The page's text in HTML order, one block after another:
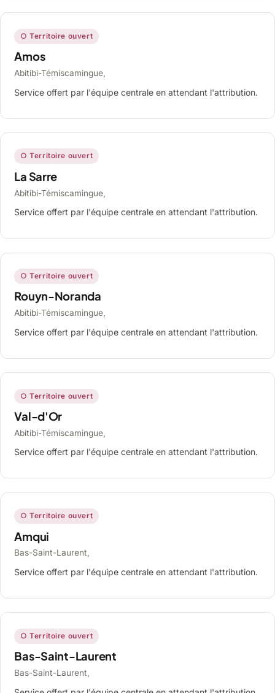
○ Territoire ouvert
Amos
Abitibi-Témiscamingue,
Service offert par l'équipe centrale en attendant l'attribution.
○ Territoire ouvert
La Sarre
Abitibi-Témiscamingue,
Service offert par l'équipe centrale en attendant l'attribution.
○ Territoire ouvert
Rouyn-Noranda
Abitibi-Témiscamingue,
Service offert par l'équipe centrale en attendant l'attribution.
○ Territoire ouvert
Val-d'Or
Abitibi-Témiscamingue,
Service offert par l'équipe centrale en attendant l'attribution.
○ Territoire ouvert
Amqui
Bas-Saint-Laurent,
Service offert par l'équipe centrale en attendant l'attribution.
○ Territoire ouvert
Bas-Saint-Laurent
Bas-Saint-Laurent,